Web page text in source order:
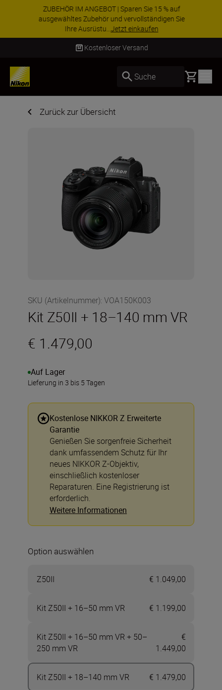
ZUBEHÖR IM ANGEBOT | Sparen Sie 15 % auf
ausgewähltes Zubehör und vervollständigen Sie
Ihre Ausrüstu...Jetzt einkaufen
Lieferung innerhalb von 2–4 Werktagen
Suche Basket
Zurück zur Übersicht
SKU (Artikelnummer): VOA150K003
Kit Z50II + 18–140 mm VR
€ 1.479,00
Auf Lager
Lieferung in 3 bis 5 Tagen
Kostenlose NIKKOR Z Erweiterte
Garantie
Genießen Sie sorgenfreie Sicherheit
dank umfassendem Schutz für Ihr
neues NIKKOR Z-Objektiv,
einschließlich kostenloser
Reparaturen. Eine Registrierung ist
erforderlich.
Weitere Informationen
Option auswählen
Z50II € 1.049,00
Kit Z50II + 16–50 mm VR € 1.199,00
Kit Z50II + 16–50 mm VR + 50–
250 mm VR
€
1.449,00
Kit Z50II + 18–140 mm VR
€ 1.479,00